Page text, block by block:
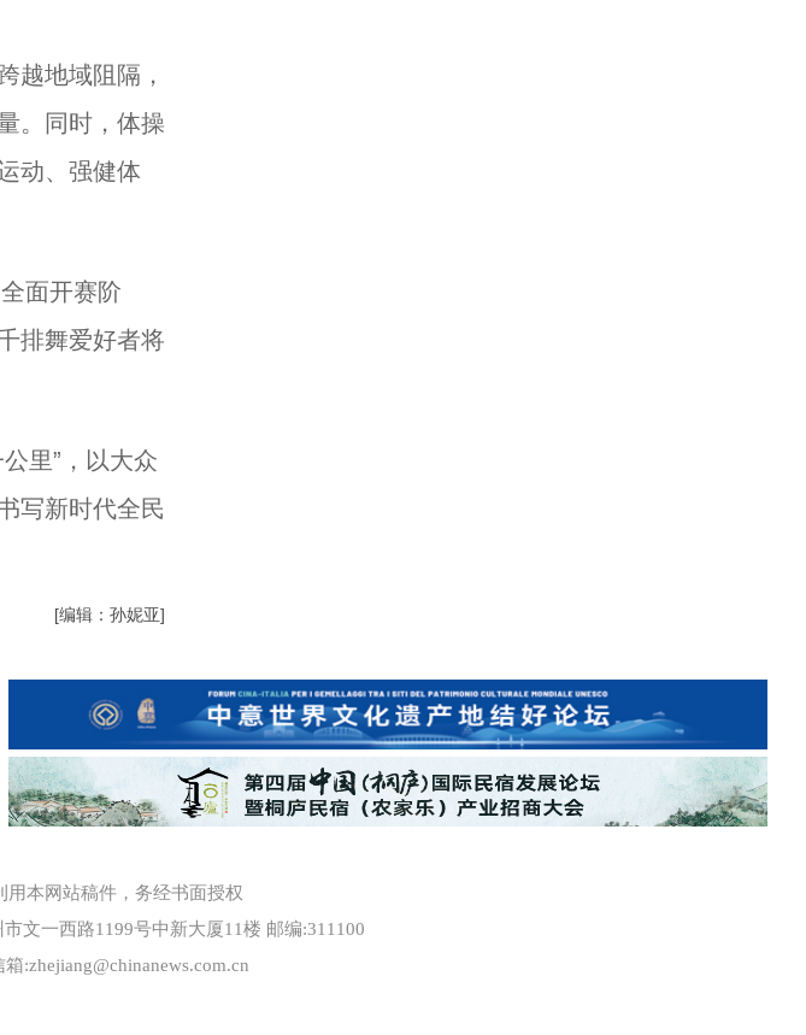
地域阻隔，
。同时，体操
动、强健体
面开赛阶
排舞爱好者将
里”，以大众
写新时代全民
[编辑：孙妮亚]
本网站稿件，务经书面授权
文一西路1199号中新大厦11楼 邮编:311100
:zhejiang@chinanews.com.cn